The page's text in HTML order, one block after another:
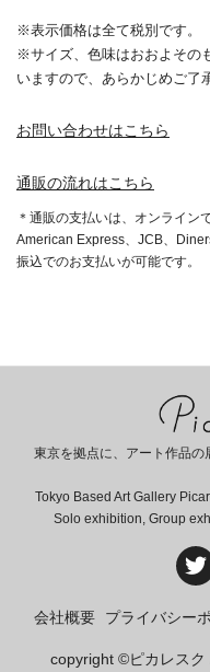
※表示価格は全て税別です。
※サイズ、色味はおおよその
いますので、あらかじめご了
お問い合わせはこちら
通販の流れはこちら
＊通販の支払いは、オンライン
American Express、JCB、
振込でのお支払いが可能です。
東京を拠点に、アート作品の
Tokyo Based Art Gallery
Solo exhibition, Group
会社概要 プライバシー
copyright ©ピカレスク